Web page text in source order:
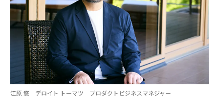
江原 悠 デロイト トーマツ プロダクトビジネスマネジャー